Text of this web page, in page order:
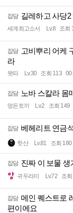
잡담 길레하고 사당2
세계최고소서 Lv.8 조회
잡담 고비뿌리 어케
라
왓따 Lv.30 조회 113
잡담 노바 스칼라 몸
멍든토끼 Lv.2 조회 149
잡담 베헤리트 연금
핫산 Lv.81 조회 180
잡담 진짜 이 보물
귀두라미 Lv.72 조
잡담 메인 퀘스트로
편이에요